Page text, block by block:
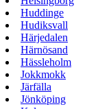
Huddinge
Hudiksvall
Härjedalen
Härnösand
Hässleholm
Jokkmokk
Järfälla
Jönköping